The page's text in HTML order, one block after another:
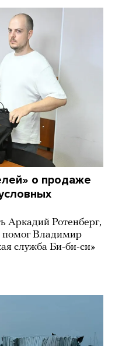
о продаже
Аркадий Ротенберг,
помог Владимир
служба Би-би-си»